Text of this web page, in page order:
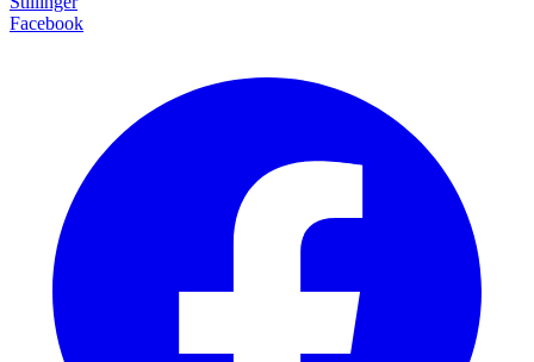
Facebook